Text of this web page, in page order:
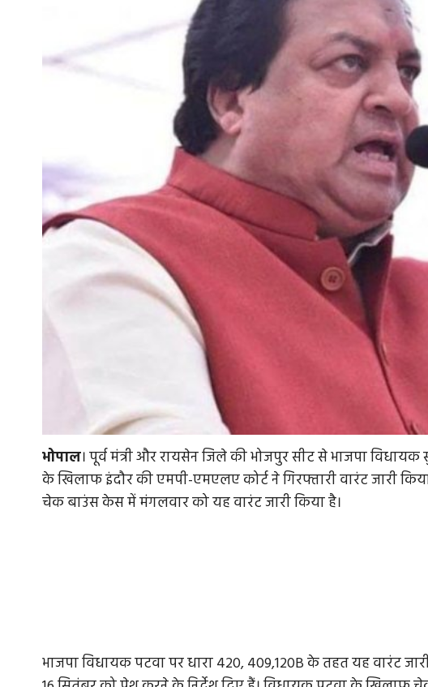
भोपाल। पूर्व मंत्री और रायसेन जिले की भोजपुर सीट से भाजपा
के खिलाफ इंदौर की एमपी-एमएलए कोर्ट ने गिरफ्तारी वारंट जारी
चेक बाउंस केस में मंगलवार को यह वारंट जारी किया है।
भाजपा विधायक पटवा पर धारा 420, 409,120B के तहत यह वारंट